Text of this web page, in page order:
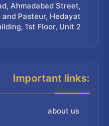
Ahmadabad Street,
and Pasteur, Hedayat
1st Floor, Unit 2
Important links:
about us